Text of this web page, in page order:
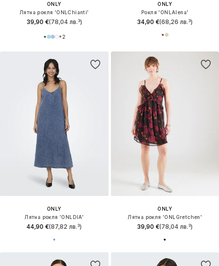
ONLY
Лятна рокля 'ONLChianti'
39,90 €(78,04 лв.³)
+2
ONLY
Рокля 'ONLAlena'
34,90 €(68,26 лв.³)
ONLY
Лятна рокля 'ONLDIA'
44,90 €(87,82 лв.³)
ONLY
Лятна рокля 'ONLGretchen'
39,90 €(78,04 лв.³)